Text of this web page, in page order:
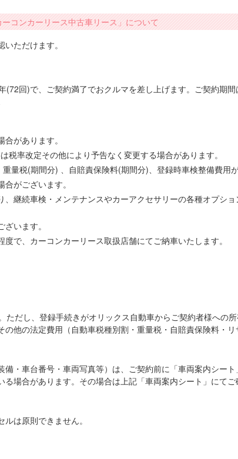
コンカーリース中古車リース」について
ただけます。
回)で、ご契約満了でおクルマを差し上げます。ご契約期
があります。
率改定その他により予告なく変更する場合があります。
量税(期間分) 、自賠責保険料(期間分)、登録時車検整備費用が
がございます。
継続車検・メンテナンスやカーアクセサリーの各種オプシ
います。
で、カーコンカーリース取扱店舗にてご納車いたします。
だし、登録手続きがオリックス自動車からご契約者様への
他の法定費用（自動車税種別割・重量税・自賠責保険料・
・車台番号・車両写真等）は、ご契約前に「車両案内シー
場合があります。その場合は上記「車両案内シート」にて
は原則できません。